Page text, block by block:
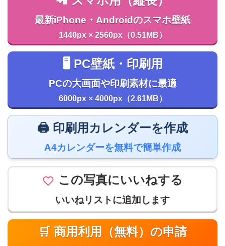
最新iPhone・Androidのスマホ壁紙
1440px × 2560px（0.51MB）
🖥️ PC壁紙・印刷用
PCの大画面や印刷素材に最適
6000px × 4000px（2.61MB）
🖨️ 印刷用カレンダーを作成
A4カレンダーを無料で簡単作成
この写真にいいねする
いいねリストに追加します
🛒 商用利用（無料）の申請